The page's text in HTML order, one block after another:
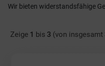
Wir bieten widerstandsfähige
Zeige 1 bis 3 (von insgesamt